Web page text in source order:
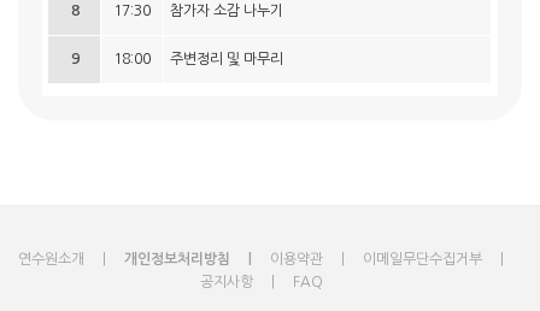
8 17:30 참가자 소감 나누기
9 18:00 주변정리 및 마무리
연수원소개 개인정보처리방침 이용약관
이메일무단수집거부
공지사항
FAQ